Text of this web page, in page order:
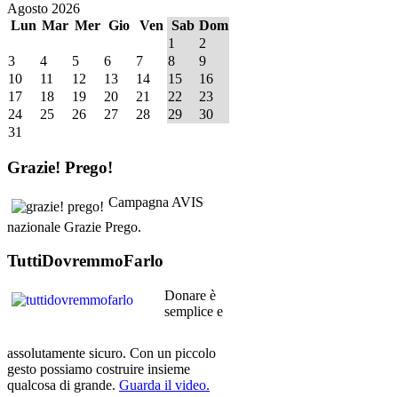
Agosto 2026
Lun Mar Mer Gio Ven Sab Dom
1
2
3
4 5 6 7 8
9
10
11 12 13 14 15
16
17
18 19 20 21 22
23
24
25 26 27 28 29
30
31
Grazie! Prego!
Campagna AVIS
nazionale Grazie Prego.
TuttiDovremmoFarlo
Donare è
semplice e
assolutamente sicuro. Con un piccolo
gesto possiamo costruire insieme
qualcosa di grande. Guarda il video.